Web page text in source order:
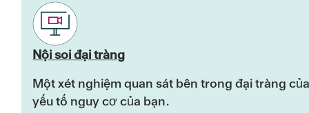
Nội soi đại tràng
Một xét nghiệm quan sát bên trong đại tràng
yếu tố nguy cơ của bạn.